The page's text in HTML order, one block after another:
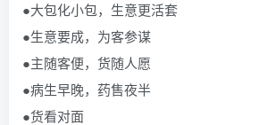
●大包化小包，生意更活套
●生意要成，为客参谋
●主随客便，货随人愿
●病生早晚，药售夜半
●货看对面